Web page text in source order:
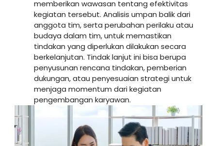
memberikan wawasan tentang efektivitas
kegiatan tersebut. Analisis umpan balik dari
anggota tim, serta perubahan perilaku atau
budaya dalam tim, untuk memastikan
tindakan yang diperlukan dilakukan secara
berkelanjutan. Tindak lanjut ini bisa berupa
penyusunan rencana tindakan, pemberian
dukungan, atau penyesuaian strategi untuk
menjaga momentum dari kegiatan
pengembangan karyawan.